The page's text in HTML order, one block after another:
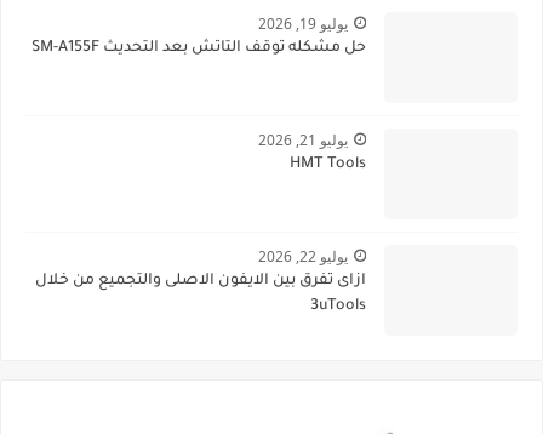
يوليو 19, 2026
حل مشكله توقف التاتش بعد التحديث SM-A155F
يوليو 21, 2026
HMT Tools
يوليو 22, 2026
ازاى تفرق بين الايفون الاصلى والتجميع من خلال
3uTools